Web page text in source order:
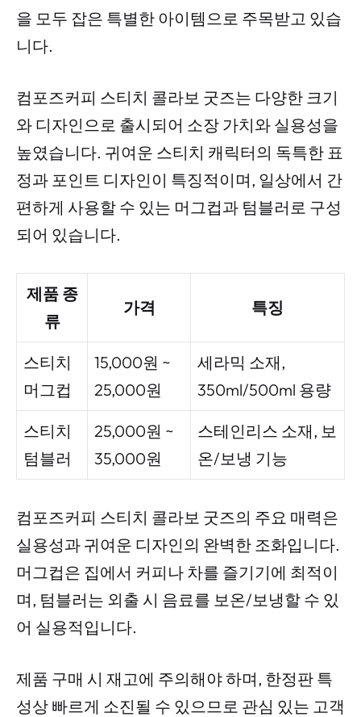
을 모두 잡은 특별한 아이템으로 주목받고 있습
니다.
컴포즈커피 스티치 콜라보 굿즈는 다양한 크기
와 디자인으로 출시되어 소장 가치와 실용성을
높였습니다. 귀여운 스티치 캐릭터의 독특한 표
정과 포인트 디자인이 특징적이며, 일상에서 간
편하게 사용할 수 있는 머그컵과 텀블러로 구성
되어 있습니다.
제품 종
류
가격 특징
스티치
머그컵
15,000원 ~
25,000원
세라믹 소재,
350ml/500ml 용량
스티치
텀블러
25,000원 ~
35,000원
스테인리스 소재, 보
온/보냉 기능
컴포즈커피 스티치 콜라보 굿즈의 주요 매력은
실용성과 귀여운 디자인의 완벽한 조화입니다.
머그컵은 집에서 커피나 차를 즐기기에 최적이
며, 텀블러는 외출 시 음료를 보온/보냉할 수 있
어 실용적입니다.
제품 구매 시 재고에 주의해야 하며, 한정판 특
성상 빠르게 소진될 수 있으므로 관심 있는 고객